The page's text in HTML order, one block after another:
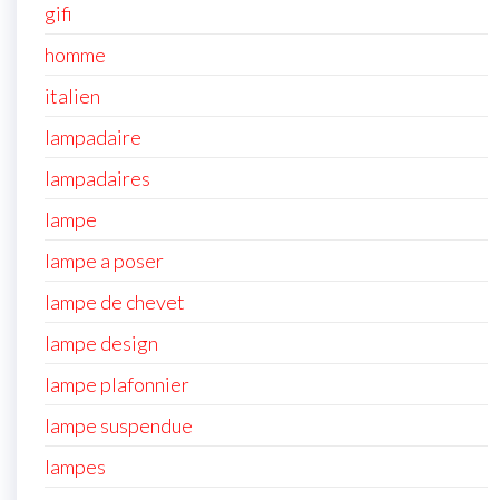
gifi
homme
italien
lampadaire
lampadaires
lampe
lampe a poser
lampe de chevet
lampe design
lampe plafonnier
lampe suspendue
lampes